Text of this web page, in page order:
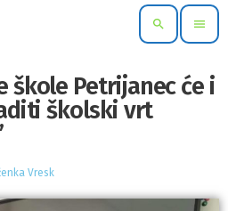
search menu
škole Petrijanec će i
školski vrt
Vresk